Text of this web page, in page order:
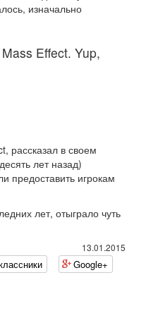
изначально
Effect. Yup,
рассказал в своем
лет назад)
предоставить игрокам
лет, отыграло чуть
13.01.2015
Google+